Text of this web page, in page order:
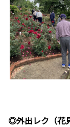
◎外出レク（花